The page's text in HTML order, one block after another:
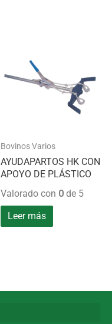
Bovinos Varios
AYUDAPARTOS HK CON
APOYO DE PLÁSTICO
Valorado con 0de 5
Leer más